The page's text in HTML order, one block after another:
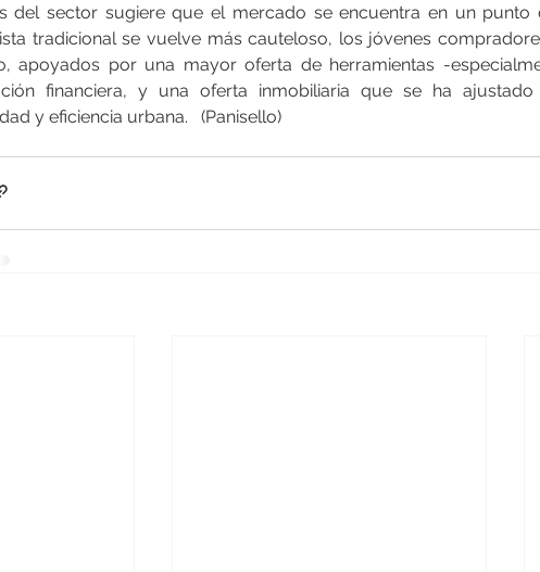
del sector sugiere que el mercado se encuentra en un punto
tradicional se vuelve más cauteloso, los jóvenes
apoyados por una mayor oferta de herramientas -
financiera, y una oferta inmobiliaria que se ha
y eficiencia urbana.   (Panisello)